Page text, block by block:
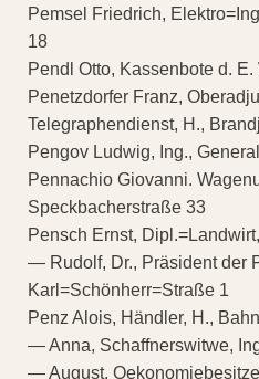
Pemsel Friedrich,
18
Pendl Otto, Kassenbote d.
Penetzdorfer Franz,
Telegraphendienst, H.,
Pengov Ludwig, Ing.,
Pennachio Giovanni.
Speckbacherstraße 33
Pensch Ernst,
— Rudolf, Dr., Präsident der
Karl=Schönherr=Straße 1
Penz Alois, Händler, H.,
— Anna, Schaffnerswitwe,
— August,